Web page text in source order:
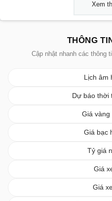
Xem
THÔNG
Cập nhật nhanh các thông
Lịch âm
Dự báo thời
Giá vàng
Giá bạc
Tỷ giá
Giá
Giá